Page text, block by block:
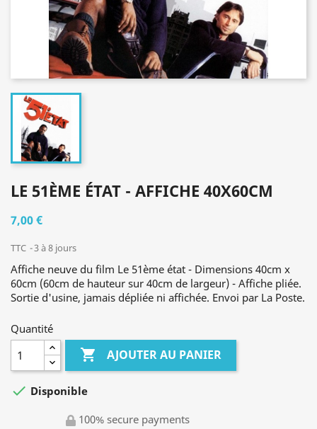
LE 51ÈME ÉTAT - AFFICHE 40X60CM
7,00 €
TTC 3 à 8 jours
Affiche neuve du film Le 51ème état - Dimensions 40cm x
60cm (60cm de hauteur sur 40cm de largeur) - Affiche pliée.
Sortie d'usine, jamais dépliée ni affichée. Envoi par La Poste.
Quantité
 AJOUTER AU PANIER
 Disponible
100% secure payments